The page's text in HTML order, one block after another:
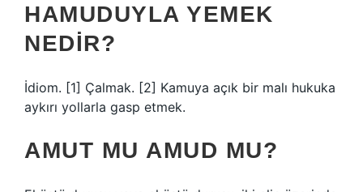
HAMUDUYLA YEMEK
NEDIR?
İdiom. [1] Çalmak. [2] Kamuya açık bir malı hukuka
aykırı yollarla gasp etmek.
AMUT MU AMUD MU?